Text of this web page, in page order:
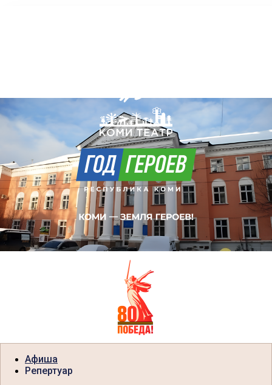
Афиша
Репертуар